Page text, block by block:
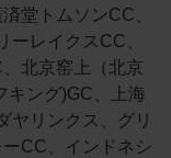
堂トムソンCC、
レイクスCC、
北京窑上（北京
キング)GC、上海
ヤリンクス、グリ
CC、インドネシ